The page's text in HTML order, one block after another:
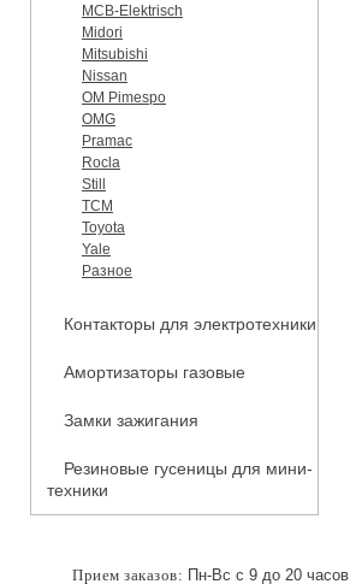
MCB-Elektrisch
Midori
Mitsubishi
Nissan
OM Pimespo
OMG
Pramac
Rocla
Still
TCM
Toyota
Yale
Разное
Контакторы для электротехники
Амортизаторы газовые
Замки зажигания
Резиновые гусеницы для мини-
техники
Прием заказов: Пн-Вс с 9 до 20 часов